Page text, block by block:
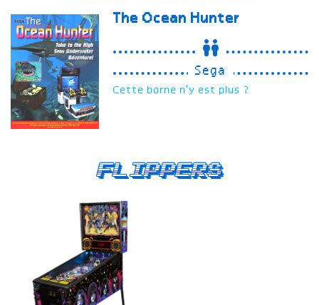
The Ocean Hunter
Sega
Cette borne n'y est plus ?
Flippers